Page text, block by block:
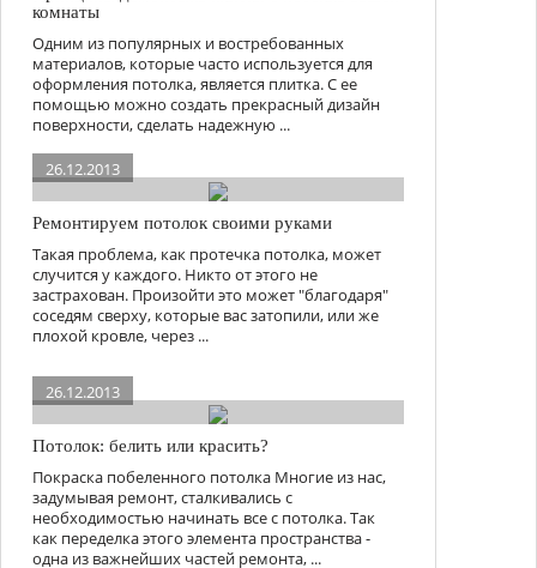
комнаты
Одним из популярных и востребованных
материалов, которые часто используется для
оформления потолка, является плитка. С ее
помощью можно создать прекрасный дизайн
поверхности, сделать надежную ...
26.12.2013
Ремонтируем потолок своими руками
Такая проблема, как протечка потолка, может
случится у каждого. Никто от этого не
застрахован. Произойти это может "благодаря"
соседям сверху, которые вас затопили, или же
плохой кровле, через ...
26.12.2013
Потолок: белить или красить?
Покраска побеленного потолка Многие из нас,
задумывая ремонт, сталкивались с
необходимостью начинать все с потолка. Так
как переделка этого элемента пространства -
одна из важнейших частей ремонта, ...